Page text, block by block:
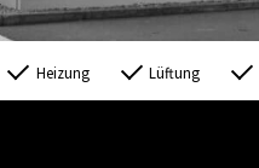
Heizung Lüftung